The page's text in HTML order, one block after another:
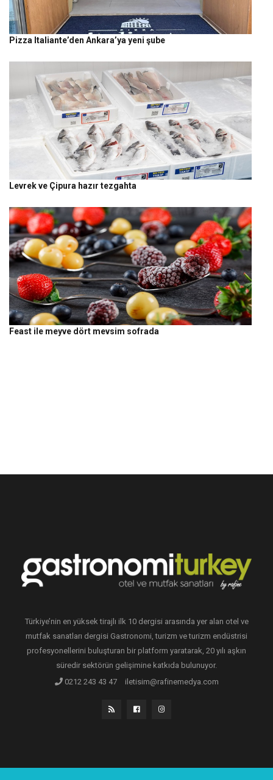
Pizza Italiante’den Ankara’ya yeni şube
Levrek ve Çipura hazır tezgahta
Feast ile meyve dört mevsim sofrada
Türkiye’nin en yüksek tirajlı ilk 10 dergisi arasında yer alan otel ve
mutfak sanatları dergisi Gastronomi, turizm ve turizm endüstrisi
profesyonellerini buluşturan bir platform yaratarak, 20 yılı aşkın
süredir sektörün gelişimine katkıda bulunuyor.
0212 243 43 47
iletisim@rafinemedya.com